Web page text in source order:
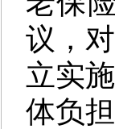
议，
立实
体负